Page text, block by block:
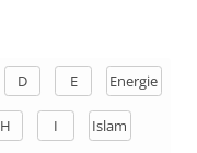
D E Energie
H I Islam